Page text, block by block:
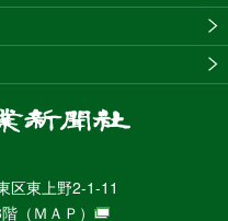
区東上野2-1-11
（ＭＡＰ）